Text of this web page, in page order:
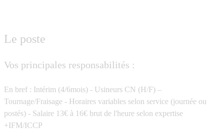
Le poste
Vos principales responsabilités :
En bref : Intérim (4/6mois) - Usineurs CN (H/F) –
Tournage/Fraisage - Horaires variables selon service (journée ou
postés) - Salaire 13€ à 16€ brut de l'heure selon expertise
+IFM/ICCP